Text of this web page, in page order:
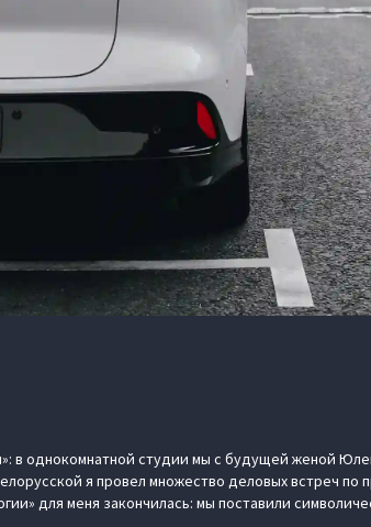
в однокомнатной студии мы с будущей женой
я провел множество деловых встреч по
для меня закончилась: мы поставили